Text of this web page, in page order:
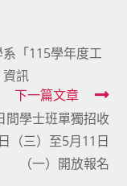
系「115學年度工
訊
下一篇文章
間學士班單獨招收
（三）至5月11日
（一）開放報名